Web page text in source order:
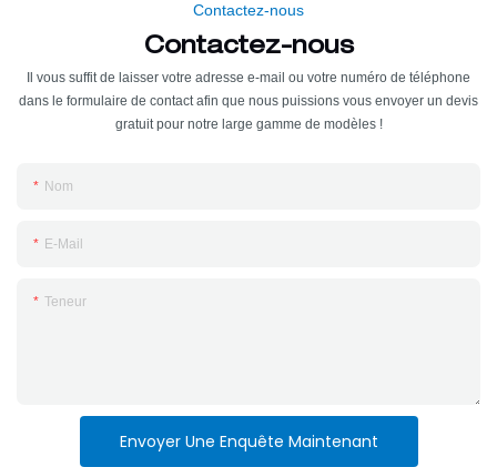
Contactez-nous
Contactez-nous
Il vous suffit de laisser votre adresse e-mail ou votre numéro de téléphone
dans le formulaire de contact afin que nous puissions vous envoyer un devis
gratuit pour notre large gamme de modèles !
Nom
E-Mail
Teneur
Envoyer Une Enquête Maintenant